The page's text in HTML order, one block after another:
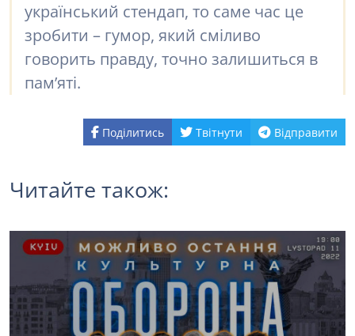
український стендап, то саме час це
зробити – гумор, який сміливо
говорить правду, точно залишиться в
пам’яті.
Поділитись Твітнути Відправити
Читайте також: